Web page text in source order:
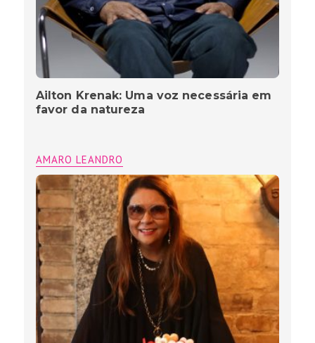
Ailton Krenak: Uma voz necessária em
favor da natureza
AMARO LEANDRO